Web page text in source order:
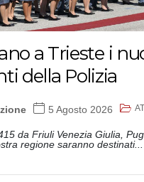
a Trieste i
della Polizia
5 Agosto 2026
da Friuli Venezia Giulia,
regione saranno destinati...